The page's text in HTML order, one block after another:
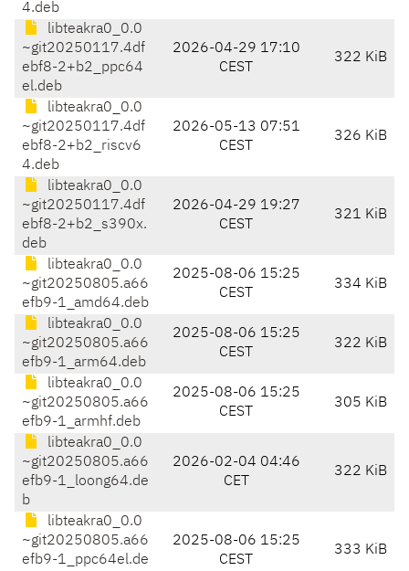
4.deb
libteakra0_0.0
~git20250117.4df
ebf8-2+b2_ppc64
el.deb
2026-04-29 17:10
CEST
322 KiB
libteakra0_0.0
~git20250117.4df
ebf8-2+b2_riscv6
4.deb
2026-05-13 07:51
CEST
326 KiB
libteakra0_0.0
~git20250117.4df
ebf8-2+b2_s390x.
deb
2026-04-29 19:27
CEST
321 KiB
libteakra0_0.0
~git20250805.a66
efb9-1_amd64.deb
2025-08-06 15:25
CEST
334 KiB
libteakra0_0.0
~git20250805.a66
efb9-1_arm64.deb
2025-08-06 15:25
CEST
322 KiB
libteakra0_0.0
~git20250805.a66
efb9-1_armhf.deb
2025-08-06 15:25
CEST
305 KiB
libteakra0_0.0
~git20250805.a66
efb9-1_loong64.de
b
2026-02-04 04:46
CET
322 KiB
libteakra0_0.0
~git20250805.a66
efb9-1_ppc64el.de
2025-08-06 15:25
CEST
333 KiB